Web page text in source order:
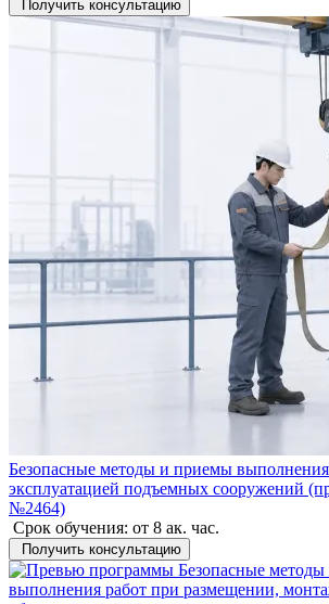
Получить консультацию
Безопасные методы и приемы выполнения
эксплуатацией подъемных сооружений
№2464)
Срок обучения: от 8 ак. час.
Получить консультацию